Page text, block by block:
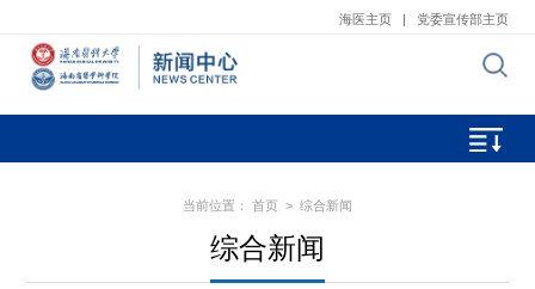
海医主页 | 党委宣传部主页
当前位置： 首页 > 综合新闻
综合新闻